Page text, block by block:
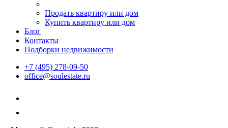
Продать квартиру или дом
Купить квартиру или дом
Блог
Контакты
Подборки недвижимости
+7 (495) 278-09-50
office@soulestate.ru